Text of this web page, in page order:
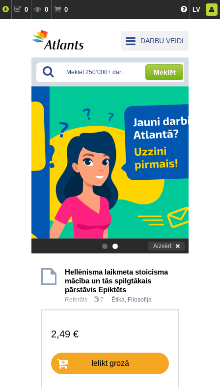
0 0 0 LV
DARBU VEIDI
Meklēt
. Aizvērt
Hellēnisma laikmeta stoicisma
mācība un tās spilgtākais
pārstāvis Epiktēts
Referāts 7 Ētika, Filosofija
2,49 €
Ielikt grozā